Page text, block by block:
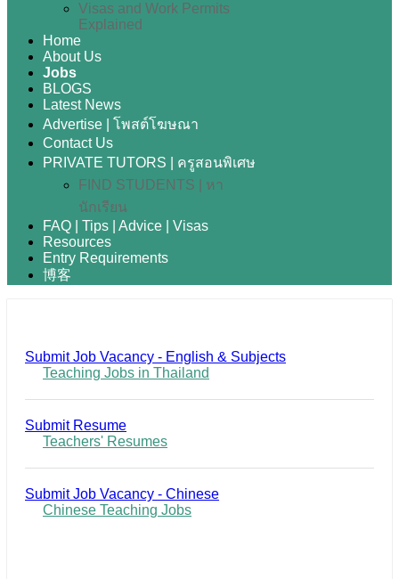
Visas and Work Permits
Explained
Home
About Us
Jobs
BLOGS
Latest News
Advertise | โพสต์โฆษณา
Contact Us
PRIVATE TUTORS | ครูสอนพิเศษ
FIND STUDENTS | หา
นักเรียน
FAQ | Tips | Advice | Visas
Resources
Entry Requirements
博客
Submit Job Vacancy - English & Subjects
Teaching Jobs in Thailand
Submit Resume
Teachers' Resumes
Submit Job Vacancy - Chinese
Chinese Teaching Jobs